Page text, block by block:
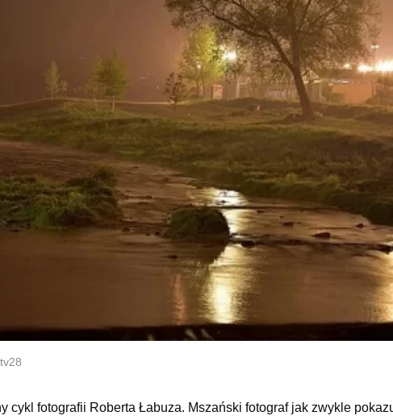
cykl fotografii Roberta Łabuza. Mszański fotograf jak zwykle